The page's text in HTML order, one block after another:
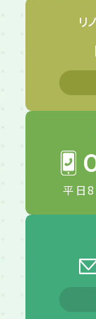
リ
平日